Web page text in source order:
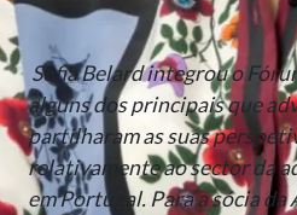
Sofia Belard integrou o
alguns dos principais que
partilharam as suas
relativamente ao sector da
em Portugal. Para a sócia da